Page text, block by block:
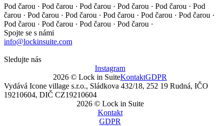
Pod čarou · Pod čarou · Pod čarou · Pod čarou · Pod čarou · Pod
čarou · Pod čarou · Pod čarou · Pod čarou · Pod čarou · Pod čarou ·
Pod čarou · Pod čarou · Pod čarou · Pod čarou ·
Spojte se s námi
info@lockinsuite.com
Sledujte nás
Instagram
2026 © Lock in SuiteKontaktGDPR
Vydává Icone village s.r.o., Sládkova 432/18, 252 19 Rudná, IČO
19210604, DIČ CZ19210604
2026 © Lock in Suite
Kontakt
GDPR